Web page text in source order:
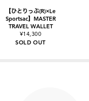
【ひとりっぷ(R)×Le
Sportsac】MASTER
TRAVEL WALLET
¥14,300
SOLD OUT